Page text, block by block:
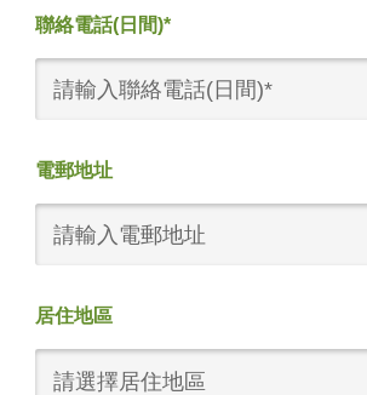
聯絡電話(日間)*
電郵地址
居住地區
請選擇居住地區